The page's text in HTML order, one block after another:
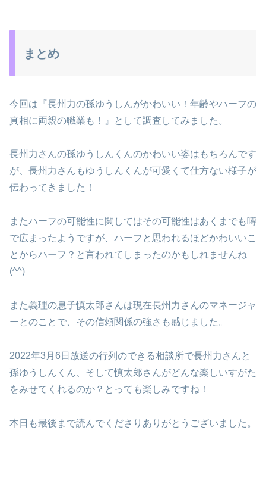
まとめ
今回は『長州力の孫ゆうしんがかわいい！年齢やハーフの
真相に両親の職業も！』として調査してみました。
長州力さんの孫ゆうしんくんのかわいい姿はもちろんです
が、長州力さんもゆうしんくんが可愛くて仕方ない様子が
伝わってきました！
またハーフの可能性に関してはその可能性はあくまでも噂
で広まったようですが、ハーフと思われるほどかわいいこ
とからハーフ？と言われてしまったのかもしれませんね
(^^)
また義理の息子慎太郎さんは現在長州力さんのマネージャ
ーとのことで、その信頼関係の強さも感じました。
2022年3月6日放送の行列のできる相談所で長州力さんと
孫ゆうしんくん、そして慎太郎さんがどんな楽しいすがた
をみせてくれるのか？とっても楽しみですね！
本日も最後まで読んでくださりありがとうございました。